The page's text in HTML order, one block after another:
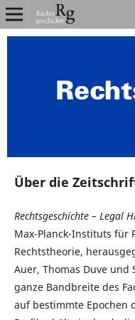
Über die
Rechtsgeschichte – Legal
Max-Planck-Instituts für
Rechtstheorie,
Auer, Thomas Duve und
ganze Bandbreite des
auf bestimmte Epochen